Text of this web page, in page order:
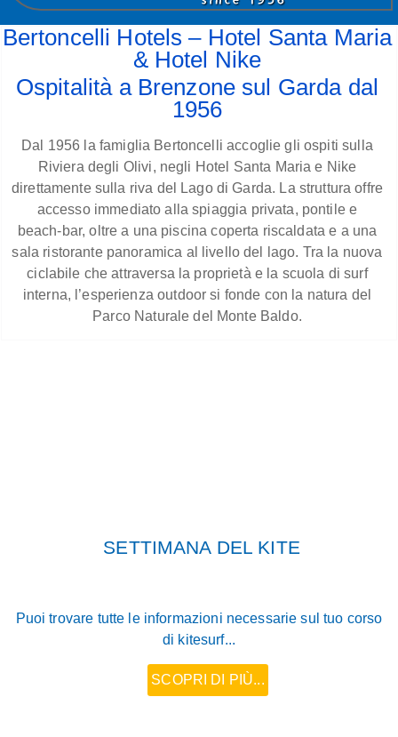
Bertoncelli Hotels – Hotel Santa Maria
& Hotel Nike
Ospitalità a Brenzone sul Garda dal
1956
Dal 1956 la famiglia Bertoncelli accoglie gli ospiti sulla
Riviera degli Olivi, negli Hotel Santa Maria e Nike
direttamente sulla riva del Lago di Garda. La struttura offre
accesso immediato alla spiaggia privata, pontile e
beach‑bar, oltre a una piscina coperta riscaldata e a una
sala ristorante panoramica al livello del lago. Tra la nuova
ciclabile che attraversa la proprietà e la scuola di surf
interna, l’esperienza outdoor si fonde con la natura del
Parco Naturale del Monte Baldo.
SETTIMANA DEL KITE
Puoi trovare tutte le informazioni necessarie sul tuo corso
di kitesurf...
SCOPRI DI PIÙ...